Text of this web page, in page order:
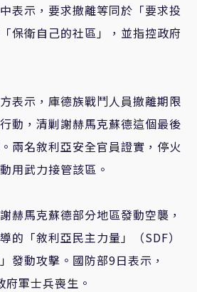
表示，要求撤離等同於「要求投
保衛自己的社區」，並指控政府
表示，庫德族戰鬥人員撤離期限
動，清剿謝赫馬克蘇德這個最後
兩名敘利亞安全官員證實， 停火
用武力接管該區。
赫馬克蘇德部分地區發動空襲，
的「敘利亞民主力量」（SDF）
發動攻擊。國防部9日表示，
軍士兵喪生。